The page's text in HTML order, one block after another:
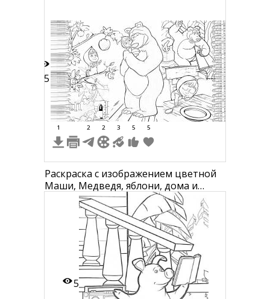
25
1 2 2 3 5 5
Раскраска с изображением цветной
Маши, Медведя, яблони, дома и
сидящей Маши за столом
5